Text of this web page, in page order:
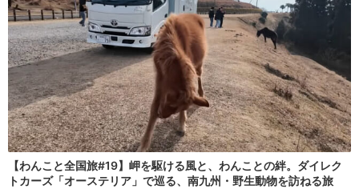
【わんこと全国旅#19】岬を駆ける風と、わんことの絆。ダイレク
トカーズ「オーステリア」で巡る、南九州・野生動物を訪ねる旅